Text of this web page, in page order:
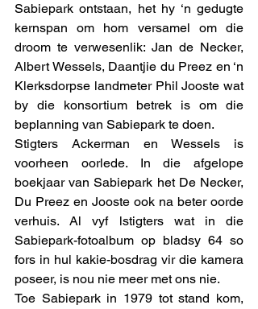
Sabiepark ontstaan, het hy ‘n gedugte
kernspan om hom versamel om die
droom te verwesenlik: Jan de Necker,
Albert Wessels, Daantjie du Preez en ‘n
Klerksdorpse landmeter Phil Jooste wat
by die konsortium betrek is om die
beplanning van Sabiepark te doen.
Stigters Ackerman en Wessels is
voorheen oorlede. In die afgelope
boekjaar van Sabiepark het De Necker,
Du Preez en Jooste ook na beter oorde
verhuis. Al vyf lstigters wat in die
Sabiepark-fotoalbum op bladsy 64 so
fors in hul kakie-bosdrag vir die kamera
poseer, is nou nie meer met ons nie.
Toe Sabiepark in 1979 tot stand kom,